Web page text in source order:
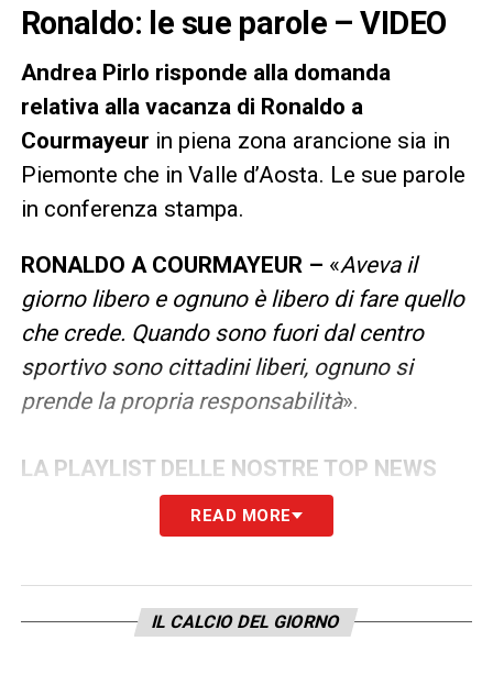
Ronaldo: le sue parole – VIDEO
Andrea Pirlo risponde alla domanda
relativa alla vacanza di Ronaldo a
Courmayeur in piena zona arancione sia in
Piemonte che in Valle d’Aosta. Le sue parole
in conferenza stampa.
RONALDO A COURMAYEUR – «Aveva il
giorno libero e ognuno è libero di fare quello
che crede. Quando sono fuori dal centro
sportivo sono cittadini liberi, ognuno si
prende la propria responsabilità».
LA PLAYLIST DELLE NOSTRE TOP NEWS
READ MORE
IL CALCIO DEL GIORNO